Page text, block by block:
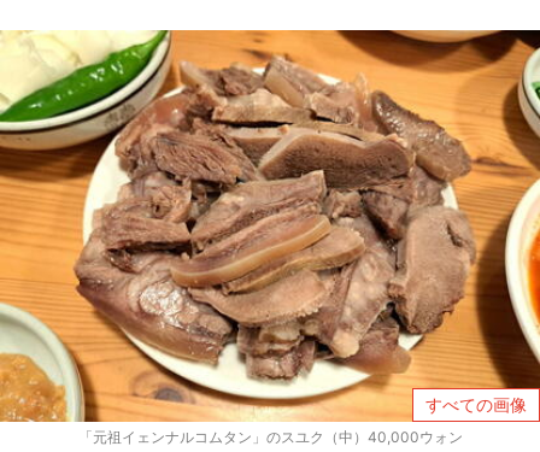
すべての画像
「元祖イェンナルコムタン」のスユク（中）40,000ウォン